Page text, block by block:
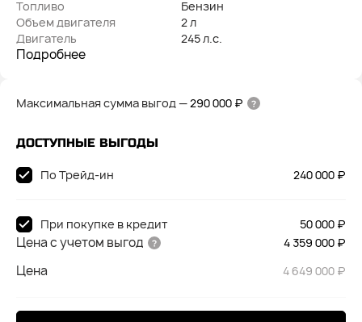
Топливо
Бензин
Объем двигателя
2 л
Двигатель
245 л.с.
Подробнее
Максимальная сумма выгод—290 000 ₽
ДОСТУПНЫЕ ВЫГОДЫ
240 000 ₽
По Трейд-ин
50 000 ₽
При покупке в кредит
Цена с учетом выгод 4 359 000 ₽
Цена 4 649 000 ₽